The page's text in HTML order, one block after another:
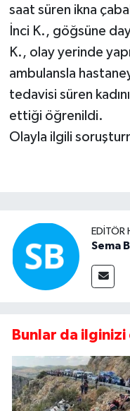
saat süren ikna
İnci K., göğsüne
K., olay yerinde
ambulansla
tedavisi süren
ettiği öğrenildi.
Olayla ilgili
EDITÖR
Sema
Bunlar da